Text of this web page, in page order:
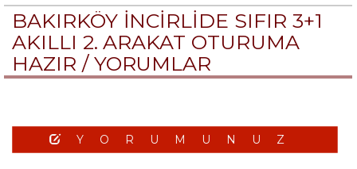
BAKIRKÖY İNCİRLİDE SIFIR 3+1
AKILLI 2. ARAKAT OTURUMA
HAZIR / YORUMLAR
YORUMUNUZ